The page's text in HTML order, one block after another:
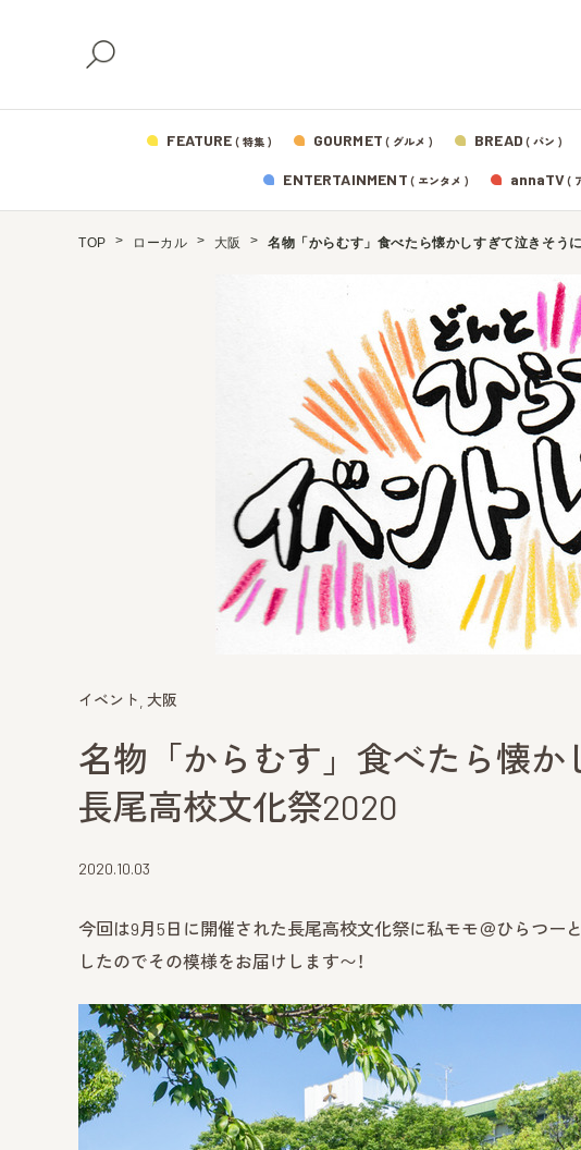
FEATURE ( 特集 ) GOURMET ( グルメ ) BREAD ( パン )
ENTERTAINMENT ( エンタメ ) annaTV(
TOP ローカル 大阪 名物「からむす」食べたら懐かしすぎて泣きそう
イベント 大阪
名物「からむす」食べたら懐
長尾高校文化祭2020
2020.10.03
今回は9月5日に開催された長尾高校文化祭に私モモ＠ひらつー
したのでその模様をお届けします〜！